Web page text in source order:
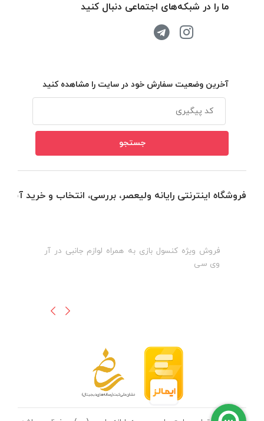
ما را در شبکه‌های اجتماعی دنبال کنید
آخرین وضعیت سفارش خود در سایت را مشاهده کنید
فروشگاه اینترنتی رایانه ولیعصر، بررسی، انتخاب و خرید
فروش ویژه کنسول بازی به همراه لوازم جانبی در آر
وی سی